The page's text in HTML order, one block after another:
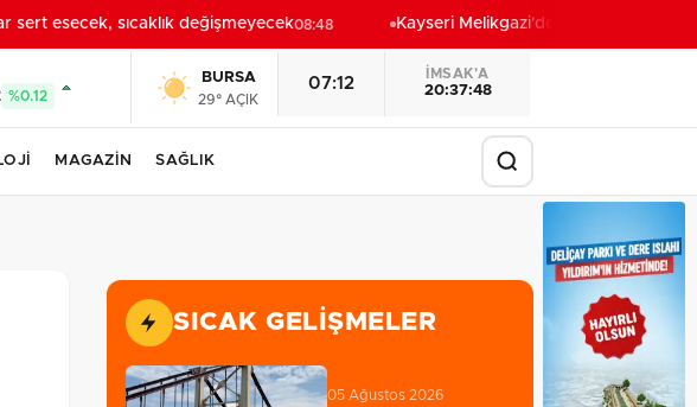
sert esecek, sıcaklık değişmeyecek08:48 Kayseri Melikgazi'den ücretsiz yaz
%0.12
BURSA
29° AÇIK
07:12
İMSAK'A
20:37:46
MAGAZİN SAĞLIK
SICAK GELIŞMELER
05 Ağustos 2026